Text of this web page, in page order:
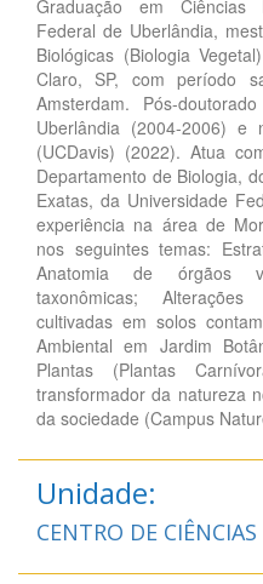
Graduação em Ciências
Federal de Uberlândia,
Biológicas (Biologia
Claro, SP, com período
Amsterdam. Pós-
Uberlândia (2004-2006) e
(UCDavis) (2022). Atua
Departamento de Biologia,
Exatas, da Universidade
experiência na área de
nos seguintes temas:
Anatomia de órgãos
taxonômicas;
cultivadas em solos
Ambiental em Jardim
Plantas (Plantas
transformador da natureza
da sociedade (Campus
Unidade:
CENTRO DE